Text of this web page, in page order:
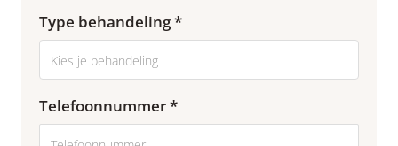
Type behandeling *
Telefoonnummer *